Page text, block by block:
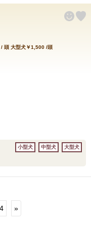
頭 大型犬￥1,500 /頭
小型犬 中型犬 大型犬
4 »